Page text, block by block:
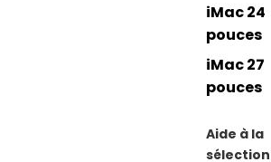
iMac 24
pouces
iMac 27
pouces
Aide à la
sélection